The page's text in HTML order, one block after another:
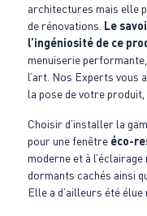
architectures mais elle
de rénovations. Le
l’ingéniosité de ce
menuiserie
l’art. Nos Experts vous
la pose de votre produit,
Choisir d’installer la
pour une fenêtre éco-
moderne et à
dormants cachés ainsi
Elle a d’ailleurs été élue